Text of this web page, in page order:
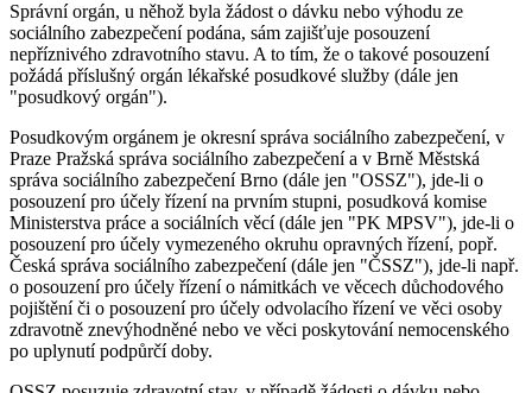
Správní orgán, u něhož byla žádost o dávku nebo výhodu ze
sociálního zabezpečení podána, sám zajišťuje posouzení
nepříznivého zdravotního stavu. A to tím, že o takové posouzení
požádá příslušný orgán lékařské posudkové služby (dále jen
"posudkový orgán").
Posudkovým orgánem je okresní správa sociálního zabezpečení, v
Praze Pražská správa sociálního zabezpečení a v Brně Městská
správa sociálního zabezpečení Brno (dále jen "OSSZ"), jde-li o
posouzení pro účely řízení na prvním stupni, posudková komise
Ministerstva práce a sociálních věcí (dále jen "PK MPSV"), jde-li o
posouzení pro účely vymezeného okruhu opravných řízení, popř.
Česká správa sociálního zabezpečení (dále jen "ČSSZ"), jde-li např.
o posouzení pro účely řízení o námitkách ve věcech důchodového
pojištění či o posouzení pro účely odvolacího řízení ve věci osoby
zdravotně znevýhodněné nebo ve věci poskytování nemocenského
po uplynutí podpůrčí doby.